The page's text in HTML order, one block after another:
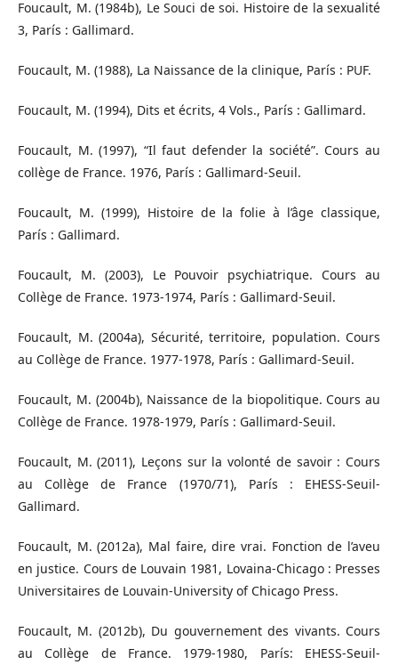
Foucault, M. (1984b), Le Souci de soi. Histoire de la sexualité
3, París : Gallimard.
Foucault, M. (1988), La Naissance de la clinique, París : PUF.
Foucault, M. (1994), Dits et écrits, 4 Vols., París : Gallimard.
Foucault, M. (1997), “Il faut defender la société”. Cours au
collège de France. 1976, París : Gallimard-Seuil.
Foucault, M. (1999), Histoire de la folie à l’âge classique,
París : Gallimard.
Foucault, M. (2003), Le Pouvoir psychiatrique. Cours au
Collège de France. 1973-1974, París : Gallimard-Seuil.
Foucault, M. (2004a), Sécurité, territoire, population. Cours
au Collège de France. 1977-1978, París : Gallimard-Seuil.
Foucault, M. (2004b), Naissance de la biopolitique. Cours au
Collège de France. 1978-1979, París : Gallimard-Seuil.
Foucault, M. (2011), Leçons sur la volonté de savoir : Cours
au Collège de France (1970/71), París : EHESS-Seuil-
Gallimard.
Foucault, M. (2012a), Mal faire, dire vrai. Fonction de l’aveu
en justice. Cours de Louvain 1981, Lovaina-Chicago : Presses
Universitaires de Louvain-University of Chicago Press.
Foucault, M. (2012b), Du gouvernement des vivants. Cours
au Collège de France. 1979-1980, París: EHESS-Seuil-